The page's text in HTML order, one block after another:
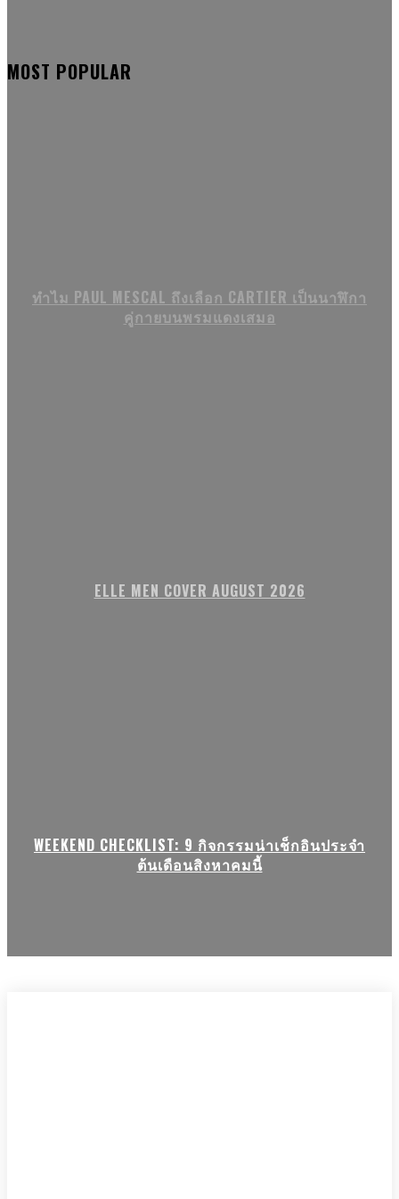
MOST POPULAR
ทำไม PAUL MESCAL ถึงเลือก CARTIER เป็นนาฬิกา
คู่กายบนพรมแดงเสมอ
ELLE MEN COVER AUGUST 2026
WEEKEND CHECKLIST: 9 กิจกรรมน่าเช็กอินประจำ
ต้นเดือนสิงหาคมนี้